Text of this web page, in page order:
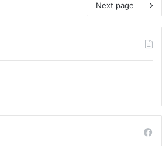
Next page